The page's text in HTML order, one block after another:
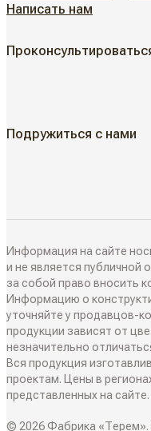
АКЦИИ
КАК КУПИТЬ
Как замерить
Дизайнеры в вашем
Блог
РАЗДВИЖНЫЕ
Классические
Современные
Алюминиевые
СИСТЕМЫ
Распашные двери
Складные двери
ИНТЕРЬЕРНЫЕ
Плинтусы
Написать нам
Подружиться с нами
Информация на сайте
и не является публичной
за собой право вносить
Информацию о
уточняйте у продавцов-
продукции зависят от
незначительно
Вся продукция
проектам. Цены в
представленных на сайте.
© 2026 Фабрика